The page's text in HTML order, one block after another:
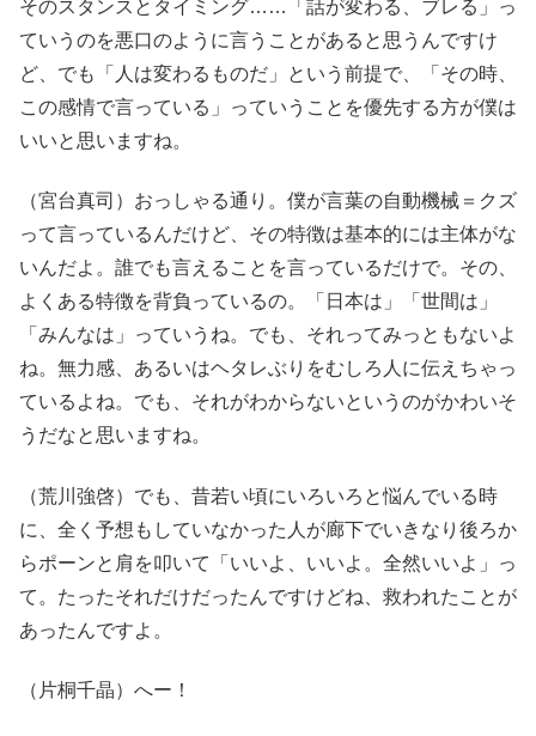
そのスタンスとタイミング……「話が変わる、ブレる」っ
ていうのを悪口のように言うことがあると思うんですけ
ど、でも「人は変わるものだ」という前提で、「その時、
この感情で言っている」っていうことを優先する方が僕は
いいと思いますね。
（宮台真司）おっしゃる通り。僕が言葉の自動機械＝クズ
って言っているんだけど、その特徴は基本的には主体がな
いんだよ。誰でも言えることを言っているだけで。その、
よくある特徴を背負っているの。「日本は」「世間は」
「みんなは」っていうね。でも、それってみっともないよ
ね。無力感、あるいはヘタレぶりをむしろ人に伝えちゃっ
ているよね。でも、それがわからないというのがかわいそ
うだなと思いますね。
（荒川強啓）でも、昔若い頃にいろいろと悩んでいる時
に、全く予想もしていなかった人が廊下でいきなり後ろか
らポーンと肩を叩いて「いいよ、いいよ。全然いいよ」っ
て。たったそれだけだったんですけどね、救われたことが
あったんですよ。
（片桐千晶）へー！